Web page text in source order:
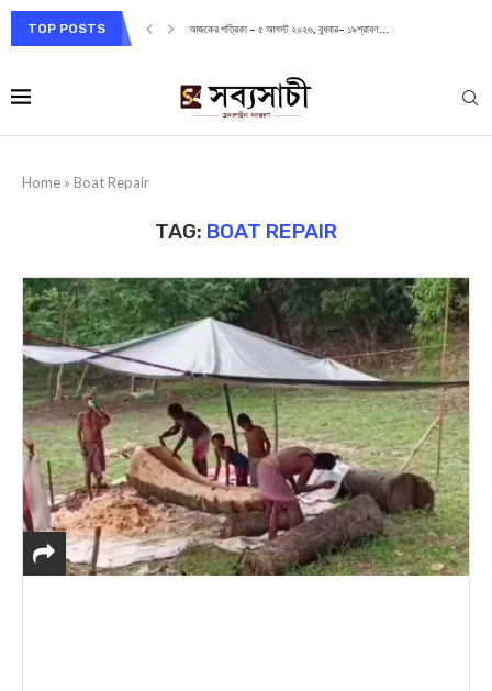
TOP POSTS আজকের পত্রিকা – ৫ আগস্ট ২০২৬, বুধবার– ১৯শ্রাবণ...
Home » Boat Repair
TAG: BOAT REPAIR